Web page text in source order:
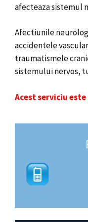
afecteaza sistemul
Afectiunile
accidentele
traumatismele
sistemului nervos,
Acest serviciu